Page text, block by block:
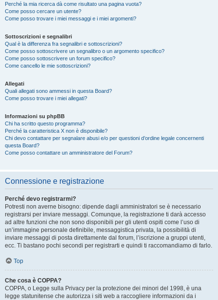
Perché la mia ricerca dà come risultato una pagina vuota?
Come posso cercare un utente?
Come posso trovare i miei messaggi e i miei argomenti?
Sottoscrizioni e segnalibri
Qual è la differenza fra segnalibri e sottoscrizioni?
Come posso sottoscrivere un segnalibro o un argomento specifico?
Come posso sottoscrivere un forum specifico?
Come cancello le mie sottoscrizioni?
Allegati
Quali allegati sono ammessi in questa Board?
Come posso trovare i miei allegati?
Informazioni su phpBB
Chi ha scritto questo programma?
Perché la caratteristica X non è disponibile?
Chi devo contattare per segnalare abusi e/o per questioni d’ordine legale concernenti
questa Board?
Come posso contattare un amministratore del Forum?
Connessione e registrazione
Perché devo registrarmi?
Potresti non averne bisogno: dipende dagli amministratori se è necessario
registrarsi per inviare messaggi. Comunque, la registrazione ti darà accesso
ad altre funzioni che non sono disponibili per gli utenti ospiti come l’uso di
un’immagine personale definibile, messaggistica privata, la possibilità di
inviare messaggi di posta direttamente dal forum, l’iscrizione a gruppi utenti,
ecc. Ti bastano pochi secondi per registrarti e quindi ti raccomandiamo di farlo.
Top
Che cosa è COPPA?
COPPA, o Legge sulla Privacy per la protezione dei minori del 1998, è una
legge statunitense che autorizza i siti web a raccogliere informazioni da i